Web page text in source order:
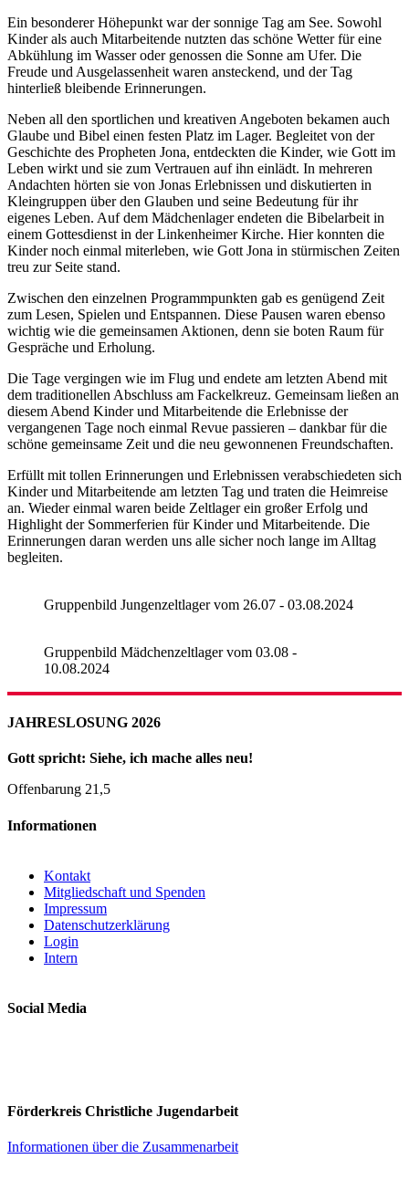
Ein besonderer Höhepunkt war der sonnige Tag am See. Sowohl
Kinder als auch Mitarbeitende nutzten das schöne Wetter für eine
Abkühlung im Wasser oder genossen die Sonne am Ufer. Die
Freude und Ausgelassenheit waren ansteckend, und der Tag
hinterließ bleibende Erinnerungen.
Neben all den sportlichen und kreativen Angeboten bekamen auch
Glaube und Bibel einen festen Platz im Lager. Begleitet von der
Geschichte des Propheten Jona, entdeckten die Kinder, wie Gott im
Leben wirkt und sie zum Vertrauen auf ihn einlädt. In mehreren
Andachten hörten sie von Jonas Erlebnissen und diskutierten in
Kleingruppen über den Glauben und seine Bedeutung für ihr
eigenes Leben. Auf dem Mädchenlager endeten die Bibelarbeit in
einem Gottesdienst in der Linkenheimer Kirche. Hier konnten die
Kinder noch einmal miterleben, wie Gott Jona in stürmischen Zeiten
treu zur Seite stand.
Zwischen den einzelnen Programmpunkten gab es genügend Zeit
zum Lesen, Spielen und Entspannen. Diese Pausen waren ebenso
wichtig wie die gemeinsamen Aktionen, denn sie boten Raum für
Gespräche und Erholung.
Die Tage vergingen wie im Flug und endete am letzten Abend mit
dem traditionellen Abschluss am Fackelkreuz. Gemeinsam ließen an
diesem Abend Kinder und Mitarbeitende die Erlebnisse der
vergangenen Tage noch einmal Revue passieren – dankbar für die
schöne gemeinsame Zeit und die neu gewonnenen Freundschaften.
Erfüllt mit tollen Erinnerungen und Erlebnissen verabschiedeten sich
Kinder und Mitarbeitende am letzten Tag und traten die Heimreise
an. Wieder einmal waren beide Zeltlager ein großer Erfolg und
Highlight der Sommerferien für Kinder und Mitarbeitende. Die
Erinnerungen daran werden uns alle sicher noch lange im Alltag
begleiten.
Gruppenbild Jungenzeltlager vom 26.07 - 03.08.2024
Gruppenbild Mädchenzeltlager vom 03.08 -
10.08.2024
JAHRESLOSUNG 2026
Gott spricht: Siehe, ich mache alles neu!
Offenbarung 21,5
Informationen
Kontakt
Mitgliedschaft und Spenden
Impressum
Datenschutzerklärung
Login
Intern
Social Media
Förderkreis Christliche Jugendarbeit
Informationen über die Zusammenarbeit